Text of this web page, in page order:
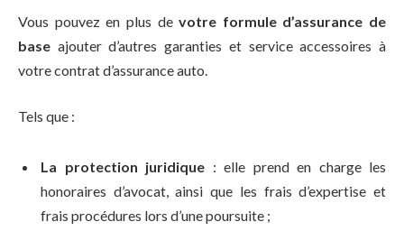
Vous pouvez en plus devotre formule d’assurance de
base ajouter d’autres garanties et service accessoires à
votre contrat d’assurance auto.
Tels que :
La protection juridique : elle prend en charge les
honoraires d’avocat, ainsi que les frais d’expertise et
frais procédures lors d’une poursuite ;